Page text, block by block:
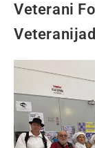
Veterani